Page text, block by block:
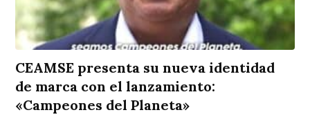
CEAMSE presenta su nueva identidad
de marca con el lanzamiento:
«Campeones del Planeta»